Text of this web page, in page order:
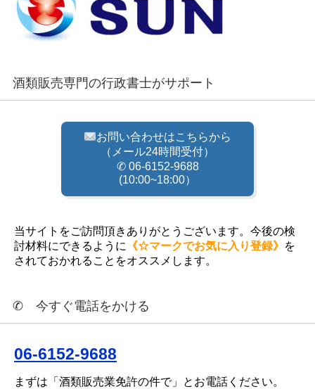
酒類販売専門の行政書士がサポート
お問い合わせはこちらから
（メール24時間受付）
✆ 06-6152-9688
(10:00~18:00）
当サイトをご訪問頂きありがとうございます。今後の検
討材料にできるように
《☆マークでお気に入り登録》 を
されておかれることをオススメします。
✆ 今すぐ電話をかける
06-6152-9688
まずは「酒類販売業免許の件で」とお電話ください。